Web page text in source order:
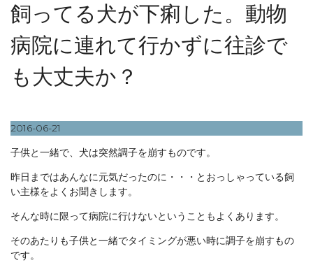
飼ってる犬が下痢した。動物
病院に連れて行かずに往診で
も大丈夫か？
2016-06-21
子供と一緒で、犬は突然調子を崩すものです。
昨日まではあんなに元気だったのに・・・とおっしゃっている飼
い主様をよくお聞きします。
そんな時に限って病院に行けないということもよくあります。
そのあたりも子供と一緒でタイミングが悪い時に調子を崩すもの
です。